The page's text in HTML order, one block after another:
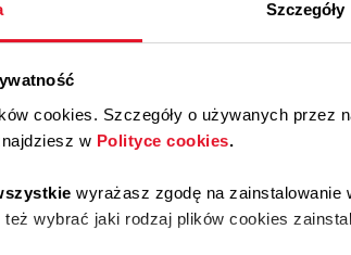
Szczegóły
cookies. Szczegóły o używanych przez
w Polityce cookies.
wyrażasz zgodę na
wybrać jaki rodzaj plików cookies
Akcesoria i